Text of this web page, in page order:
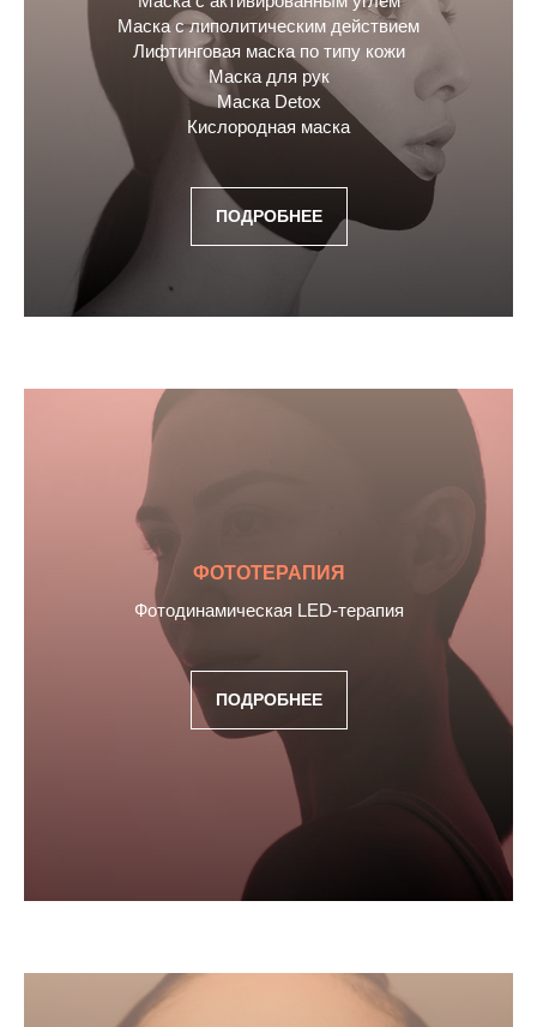
Маска с липолитическим действием
Лифтинговая маска по типу кожи
Маска для рук
Маска Detox
Кислородная маска
ПОДРОБНЕЕ
ФОТОТЕРАПИЯ
Фотодинамическая LED-терапия
ПОДРОБНЕЕ